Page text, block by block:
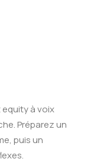
à voix
Préparez un
puis un